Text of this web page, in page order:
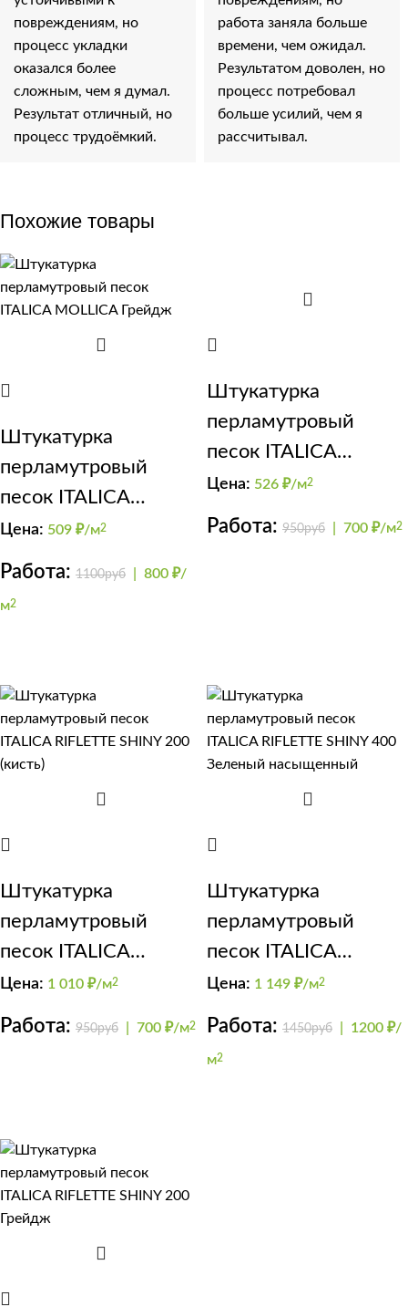
повреждениям, но
процесс укладки
оказался более
сложным, чем я думал.
Результат отличный, но
процесс трудоёмкий.
работа заняла больше
времени, чем ожидал.
Результатом доволен, но
процесс потребовал
больше усилий, чем я
рассчитывал.
Похожие товары
Штукатурка
перламутровый
песок ITALICA
MOLLICA Грейдж
Цена: 509 ₽/м2
Работа: 1100руб 800 ₽/
м2
Штукатурка
перламутровый
песок ITALICA
MOLLICA OPACO
Цена: 526 ₽/м2
Работа: 950руб 700 ₽/м2
Штукатурка
перламутровый
песок ITALICA
RIFLETTE SHINY 200
Цена: 1 010 ₽/м2
Работа: 950руб 700 ₽/м2
Штукатурка
перламутровый
песок ITALICA
RIFLETTE SHINY 400
насыщенный
Цена: 1 149 ₽/м2
Работа: 1450руб 1200 ₽/
м2